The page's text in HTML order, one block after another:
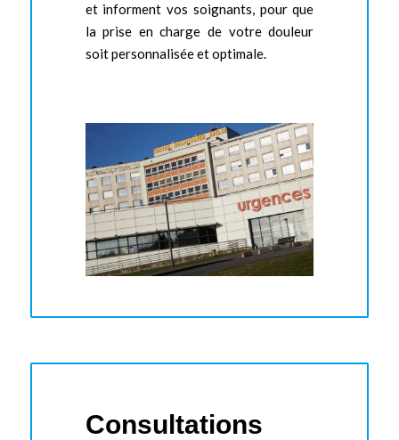
et informent vos soignants, pour que
la prise en charge de votre douleur
soit personnalisée et optimale.
Consultations